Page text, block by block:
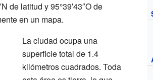
de latitud y 95°39′43″O de
en un mapa.
La ciudad ocupa una
superficie total de 1.4
kilómetros cuadrados. Toda